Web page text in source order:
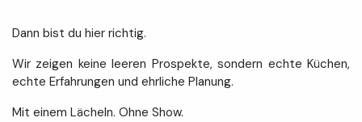
Dann bist du hier richtig.
Wir zeigen keine leeren Prospekte, sondern echte Küchen,
echte Erfahrungen und ehrliche Planung.
Mit einem Lächeln. Ohne Show.